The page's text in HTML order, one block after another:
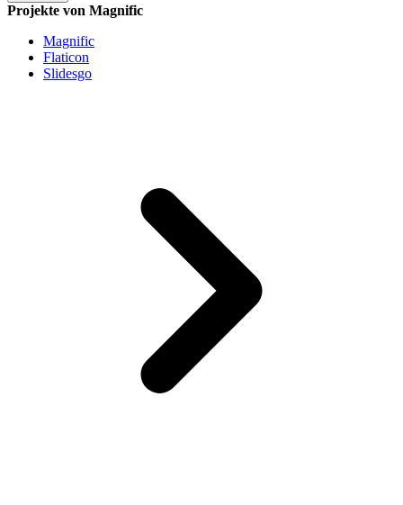
Projekte von Magnific
Magnific
Flaticon
Slidesgo